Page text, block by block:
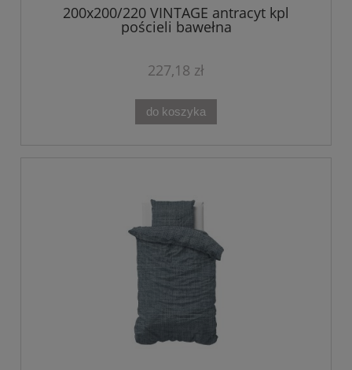
200x200/220 VINTAGE antracyt kpl
pościeli bawełna
227,18 zł
do koszyka